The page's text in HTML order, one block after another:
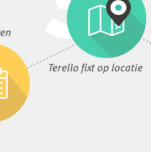
Terello fixt op locatie